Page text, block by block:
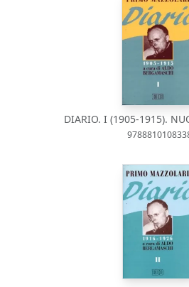
DIARIO. I (1905-1915).